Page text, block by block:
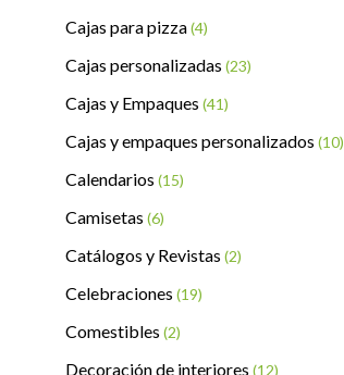
Cajas para pizza(4)
Cajas personalizadas (23)
Cajas y Empaques (41)
Cajas y empaques personalizados (10)
Calendarios (15)
Camisetas (6)
Catálogos y Revistas (2)
Celebraciones (19)
Comestibles (2)
Decoración de interiores (12)